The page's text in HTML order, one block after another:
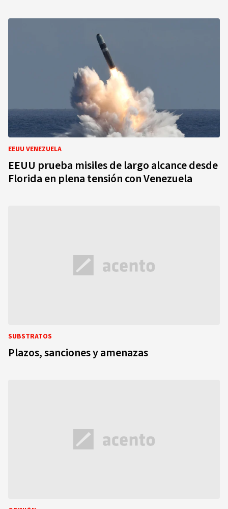
EEUU VENEZUELA
EEUU prueba misiles de largo alcance desde
Florida en plena tensión con Venezuela
SUBSTRATOS
Plazos, sanciones y amenazas